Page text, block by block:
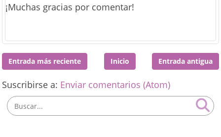
¡Muchas gracias por comentar!
Entrada más reciente Entrada antigua
Inicio
Suscribirse a: Enviar comentarios (Atom)